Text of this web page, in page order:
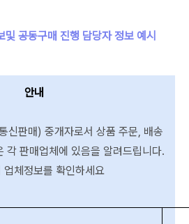
공동구매 진행 담당자 정보 예시
안내
신판매) 중개자로서 상품 주문, 배송
각 판매업체에 있음을 알려드립니다.
체정보를 확인하세요